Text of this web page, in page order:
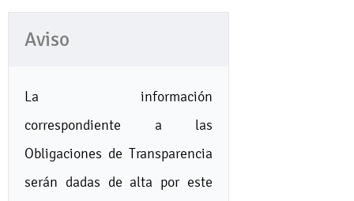
Aviso
La información
correspondiente a las
Obligaciones de Transparencia
serán dadas de alta por este